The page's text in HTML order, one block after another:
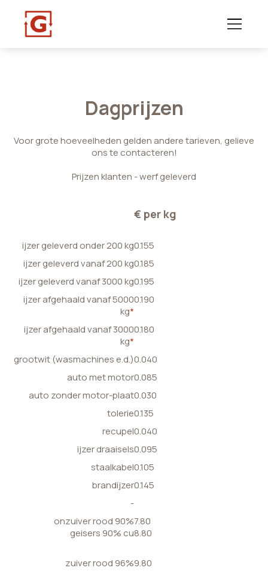
Dagprijzen
Voor grote hoeveelheden gelden andere tarieven, gelieve
ons te contacteren!
Prijzen klanten - werf geleverd
€ per kg
ijzer geleverd onder 200 kg0.155
ijzer geleverd vanaf 200 kg0.185
ijzer geleverd vanaf 3000 kg0.195
ijzer afgehaald vanaf 5000
kg*
0.190
ijzer afgehaald vanaf 3000
kg*
0.180
grootwit (wasmachines e.d.)0.040
auto met motor0.085
auto zonder motor-plaat0.030
tolerie0.135
recupel0.040
ijzer draaisels0.095
staalkabel0.105
brandijzer0.145
-
onzuiver rood 90%
geisers 90% cu
7.80
8.80
zuiver rood 96%9.80